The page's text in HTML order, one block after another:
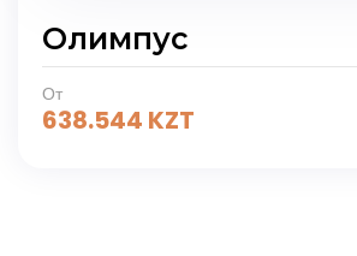
Олимпус
От
638.544 KZT